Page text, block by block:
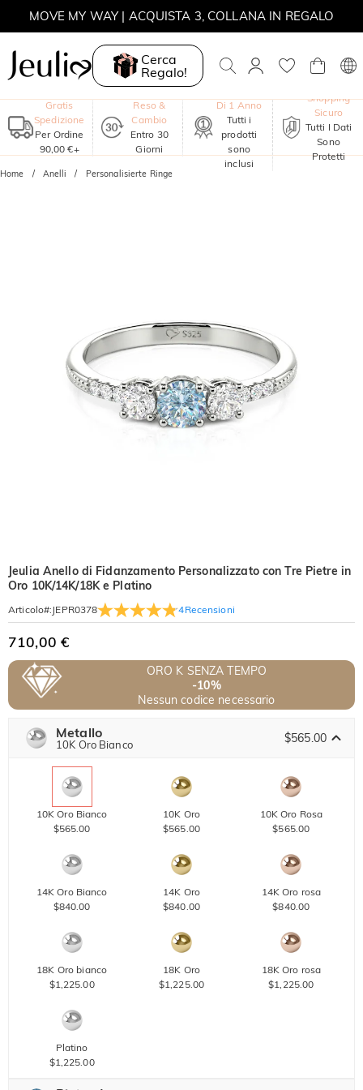
SALDI ESTIVI | -30% SUL 2° ARTICOLO | CODICE: SUMMER
MOVE MY WAY | ACQUISTA 3, COLLANA IN REGALO
Cerca
Regalo!
Gratis
Spedizione
Per Ordine
90,00 €+
Reso &
Cambio
Entro 30
Giorni
Di 1 Anno
Tutti i
prodotti
sono
inclusi
Shopping
Sicuro
Tutti I Dati
Sono
Protetti
Home Anelli Personalisierte Ringe
Jeulia Anello di Fidanzamento Personalizzato con Tre Pietre in
Oro 10K/14K/18K e Platino
Articolo#: JEPR0378 4Recensioni
710,00 €
ORO K SENZA TEMPO
-10%
Nessun codice necessario
Metallo
10K Oro Bianco $565.00
10K Oro Bianco
$565.00
10K Oro
$565.00
10K Oro Rosa
$565.00
14K Oro Bianco
$840.00
14K Oro
$840.00
14K Oro rosa
$840.00
18K Oro bianco
$1,225.00
18K Oro
$1,225.00
18K Oro rosa
$1,225.00
Platino
$1,225.00